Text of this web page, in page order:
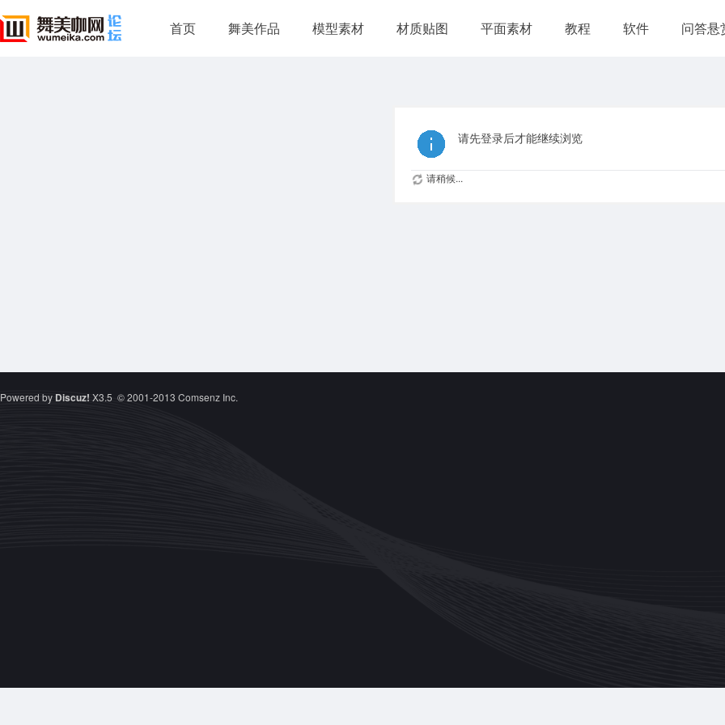
首页 舞美作品 模型素材 材质贴图 平面素材 教程 软件 问答悬
请先登录后才能继续浏览
请稍候...
Powered byDiscuz! X3.5 © 2001-2013 Comsenz Inc.